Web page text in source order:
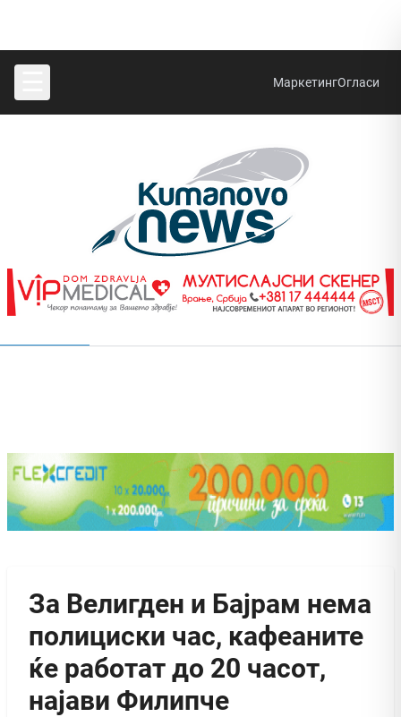
МаркетингОгласи
За Велигден и Бајрам нема
полициски час, кафеаните
ќе работат до 20 часот,
најави Филипче